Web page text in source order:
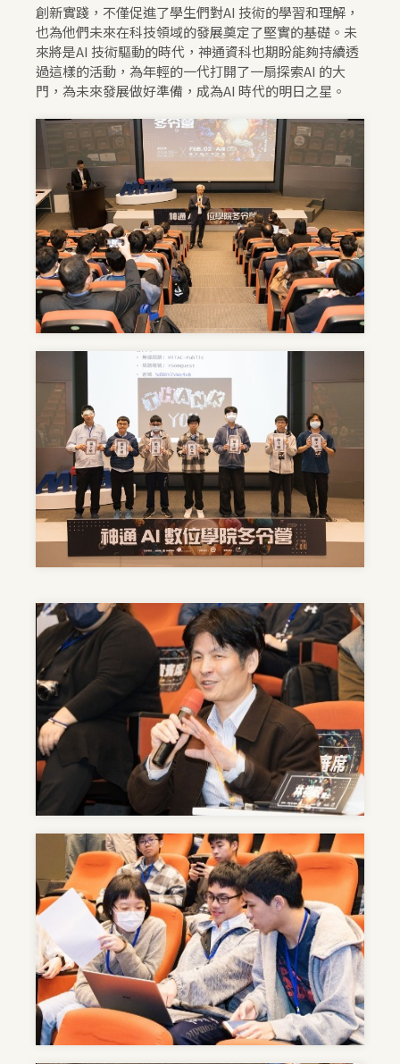
創新實踐，不僅促進了學生們對AI 技術的學習和理解，
也為他們未來在科技領域的發展奠定了堅實的基礎。未
來將是AI 技術驅動的時代，神通資科也期盼能夠持續透
過這樣的活動，為年輕的一代打開了一扇探索AI 的大
門，為未來發展做好準備，成為AI 時代的明日之星。